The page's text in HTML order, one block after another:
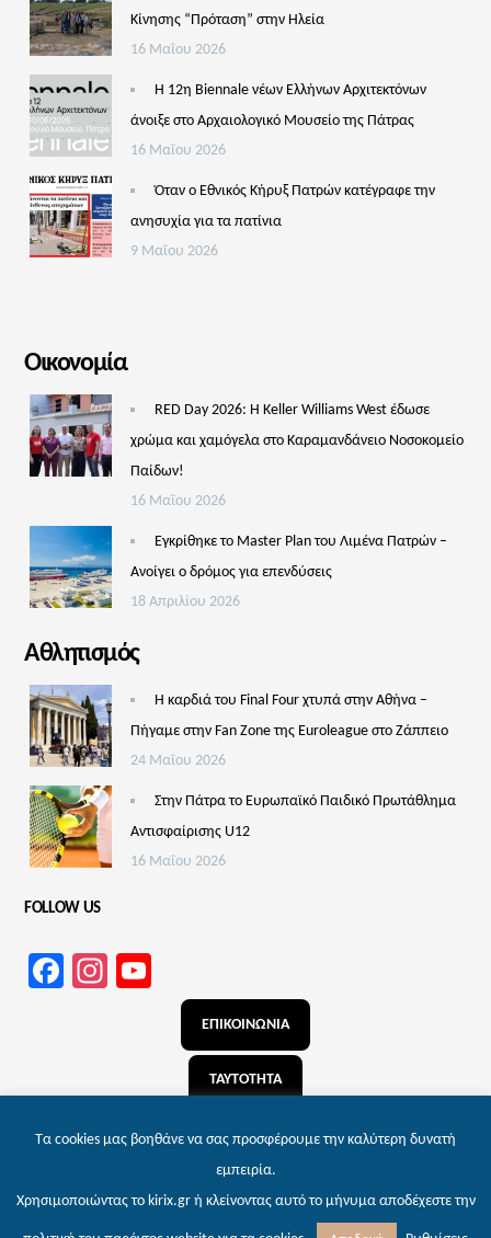
Κίνησης “Πρόταση” στην Ηλεία
16 Μαΐου 2026
Η 12η Biennale νέων Ελλήνων Αρχιτεκτόνων
άνοιξε στο Αρχαιολογικό Μουσείο της Πάτρας
16 Μαΐου 2026
Όταν ο Εθνικός Κήρυξ Πατρών κατέγραφε την
ανησυχία για τα πατίνια
9 Μαΐου 2026
Οικονομία
RED Day 2026: Η Keller Williams West έδωσε
χρώμα και χαμόγελα στο Καραμανδάνειο Νοσοκομείο
Παίδων!
16 Μαΐου 2026
Εγκρίθηκε το Master Plan του Λιμένα Πατρών –
Aνοίγει ο δρόμος για επενδύσεις
18 Απριλίου 2026
Αθλητισμός
Η καρδιά του Final Four χτυπά στην Αθήνα –
Πήγαμε στην Fan Zone της Euroleague στο Ζάππειο
24 Μαΐου 2026
Στην Πάτρα το Ευρωπαϊκό Παιδικό Πρωτάθλημα
Αντισφαίρισης U12
16 Μαΐου 2026
FOLLOW US
Facebook
Instagram
Channel
ΕΠΙΚΟΙΝΩΝΙΑ
ΤΑΥΤΟΤΗΤΑ
Τα cookies μας βοηθάνε να σας προσφέρουμε την καλύτερη δυνατή
εμπειρία.
Χρησιμοποιώντας το kirix.gr ή κλείνοντας αυτό το μήνυμα αποδέχεστε την